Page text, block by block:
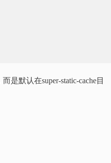
默认在super-static-cache目